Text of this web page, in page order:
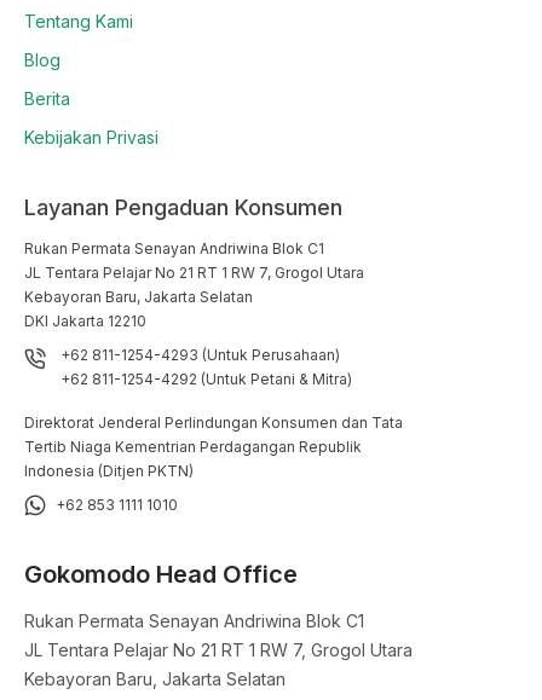
Tentang Kami
Blog
Berita
Kebijakan Privasi
Layanan Pengaduan Konsumen
Rukan Permata Senayan Andriwina Blok C1
JL Tentara Pelajar No 21 RT 1 RW 7, Grogol Utara
Kebayoran Baru, Jakarta Selatan
DKI Jakarta 12210
+62 811-1254-4293 (Untuk Perusahaan)
+62 811-1254-4292 (Untuk Petani & Mitra)
Direktorat Jenderal Perlindungan Konsumen dan Tata
Tertib Niaga Kementrian Perdagangan Republik
Indonesia (Ditjen PKTN)
+62 853 1111 1010
Gokomodo Head Office
Rukan Permata Senayan Andriwina Blok C1
JL Tentara Pelajar No 21 RT 1 RW 7, Grogol Utara
Kebayoran Baru, Jakarta Selatan